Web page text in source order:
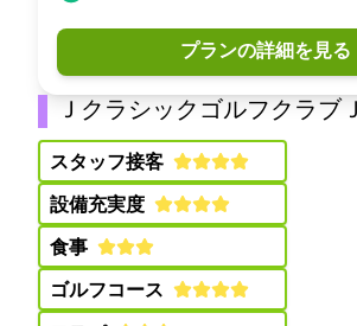
プランの詳細を見る
Ｊクラシックゴルフクラブ(Ｊ
スタッフ接客:
設備充実度:
食事:
ゴルフコース: